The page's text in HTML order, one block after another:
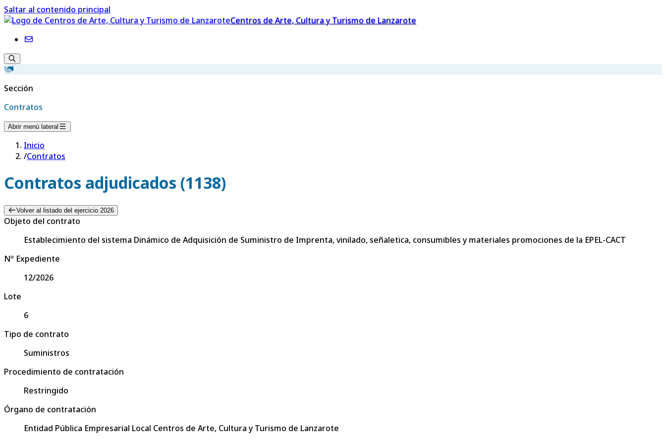
Saltar al contenido principal
Centros de Arte, Cultura y Turismo de Lanzarote
Sección
Contratos
Abrir menú lateral
Inicio
/Contratos
Contratos adjudicados (1138)
Volver al listado del ejercicio 2026
Objeto del contrato
Establecimiento del sistema Dinámico de Adquisición de Suministro de Imprenta, vinilado, señaletica, consumibles y materiales promociones de la EPEL-CACT
Nº Expediente
12/2026
Lote
6
Tipo de contrato
Suministros
Procedimiento de contratación
Restringido
Órgano de contratación
Entidad Pública Empresarial Local Centros de Arte, Cultura y Turismo de Lanzarote